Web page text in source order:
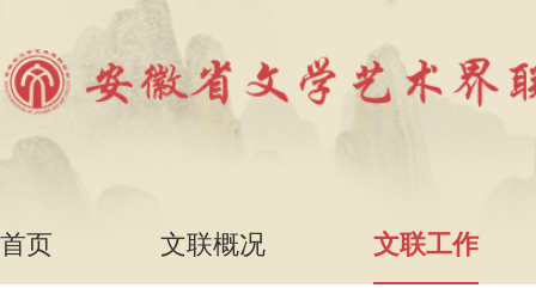
首页 文联概况 文联工作